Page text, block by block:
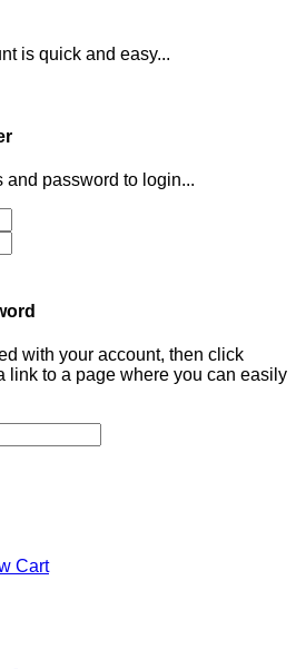
is quick and easy...
and password to login...
with your account, then click
link to a page where you can easily
Cart